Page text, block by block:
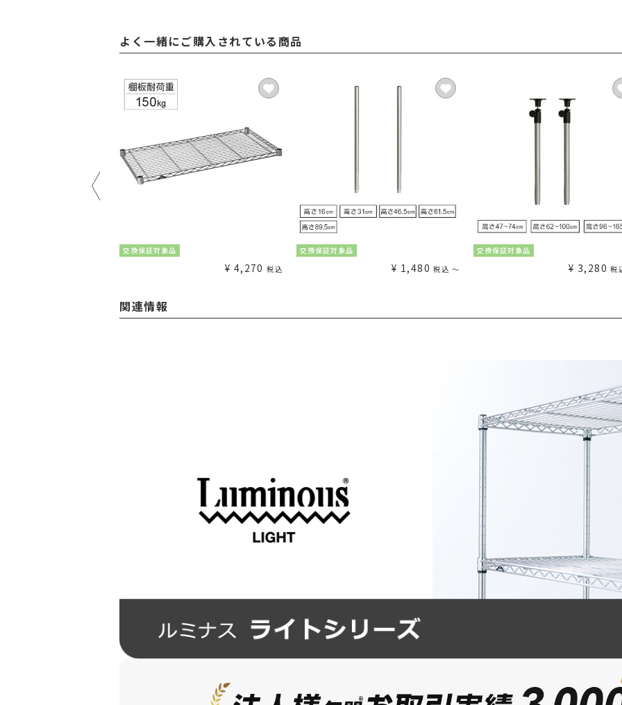
よく一緒にご購入されている商品
交換保証対象品
¥ 4,270 税込
交換保証対象品
¥ 1,480 税込 〜
交換保証対象品
¥ 3,280 税
関連情報